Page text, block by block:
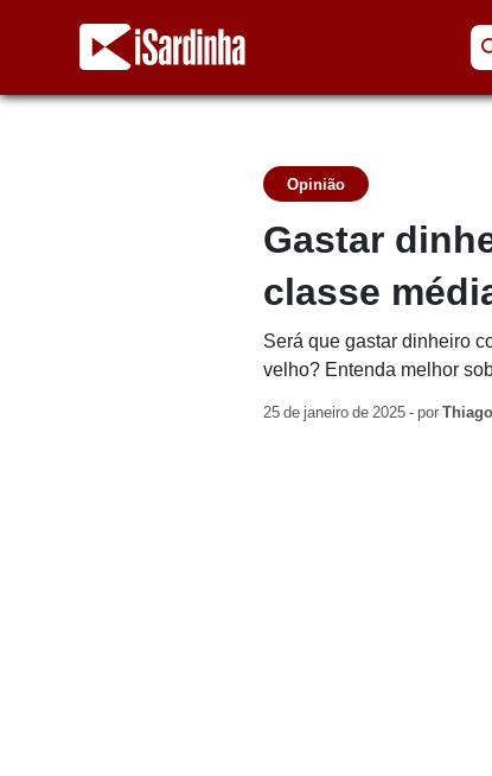
Opinião
Gastar
classe
Será que gastar dinheiro
velho? Entenda melhor
25 de janeiro de 2025 - porThiago